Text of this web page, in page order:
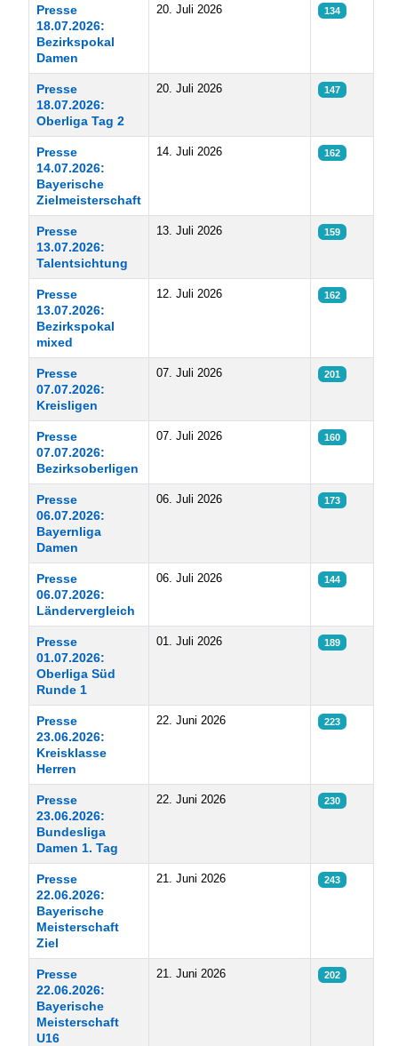
Presse
18.07.2026:
Bezirkspokal
Damen
20. Juli 2026 134
Presse
18.07.2026:
Oberliga Tag 2
20. Juli 2026 147
Presse
14.07.2026:
Bayerische
Zielmeisterschaft
14. Juli 2026 162
Presse
13.07.2026:
Talentsichtung
13. Juli 2026 159
Presse
13.07.2026:
Bezirkspokal
mixed
12. Juli 2026 162
Presse
07.07.2026:
Kreisligen
07. Juli 2026 201
Presse
07.07.2026:
Bezirksoberligen
07. Juli 2026 160
Presse
06.07.2026:
Bayernliga
Damen
06. Juli 2026 173
Presse
06.07.2026:
Ländervergleich
06. Juli 2026 144
Presse
01.07.2026:
Oberliga Süd
Runde 1
01. Juli 2026 189
Presse
23.06.2026:
Kreisklasse
Herren
22. Juni 2026 223
Presse
23.06.2026:
Bundesliga
Damen 1. Tag
22. Juni 2026 230
Presse
22.06.2026:
Bayerische
Meisterschaft
Ziel
21. Juni 2026 243
Presse
22.06.2026:
Bayerische
Meisterschaft
U16
21. Juni 2026 202